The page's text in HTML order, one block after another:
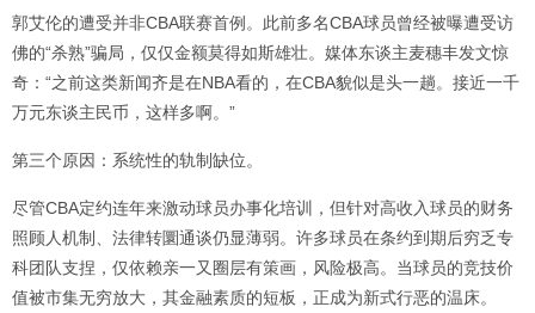
郭艾伦的遭受并非CBA联赛首例。此前多名CBA球员曾经被曝遭受访
佛的“杀熟”骗局，仅仅金额莫得如斯雄壮。媒体东谈主麦穗丰发文惊
奇：“之前这类新闻齐是在NBA看的，在CBA貌似是头一趟。接近一千
万元东谈主民币，这样多啊。”
第三个原因：系统性的轨制缺位。
尽管CBA定约连年来激动球员办事化培训，但针对高收入球员的财务
照顾人机制、法律转圜通谈仍显薄弱。许多球员在条约到期后穷乏专
科团队支捏，仅依赖亲一又圈层有策画，风险极高。当球员的竞技价
值被市集无穷放大，其金融素质的短板，正成为新式行恶的温床。